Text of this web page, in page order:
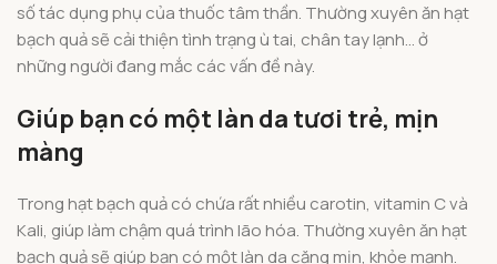
số tác dụng phụ của thuốc tâm thần. Thường xuyên ăn hạt
bạch quả sẽ cải thiện tình trạng ù tai, chân tay lạnh… ở
những người đang mắc các vấn đề này.
Giúp bạn có một làn da tươi trẻ, mịn
màng
Trong hạt bạch quả có chứa rất nhiều carotin, vitamin C và
Kali, giúp làm chậm quá trình lão hóa. Thường xuyên ăn hạt
bạch quả sẽ giúp bạn có một làn da căng mịn, khỏe mạnh.